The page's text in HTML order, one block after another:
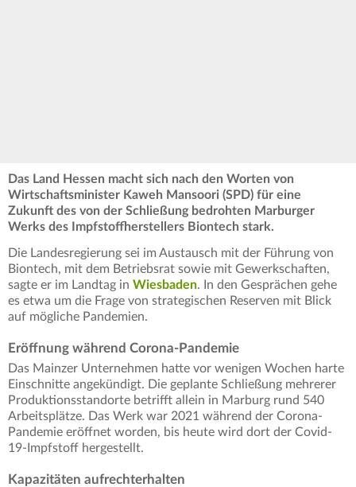
Das Land Hessen macht sich nach den Worten von
Wirtschaftsminister Kaweh Mansoori (SPD) für eine
Zukunft des von der Schließung bedrohten Marburger
Werks des Impfstoffherstellers Biontech stark.
Die Landesregierung sei im Austausch mit der Führung von
Biontech, mit dem Betriebsrat sowie mit Gewerkschaften,
sagte er im Landtag in Wiesbaden. In den Gesprächen gehe
es etwa um die Frage von strategischen Reserven mit Blick
auf mögliche Pandemien.
Eröffnung während Corona-Pandemie
Das Mainzer Unternehmen hatte vor wenigen Wochen harte
Einschnitte angekündigt. Die geplante Schließung mehrerer
Produktionsstandorte betrifft allein in Marburg rund 540
Arbeitsplätze. Das Werk war 2021 während der Corona-
Pandemie eröffnet worden, bis heute wird dort der Covid-
19-Impfstoff hergestellt.
Kapazitäten aufrechterhalten